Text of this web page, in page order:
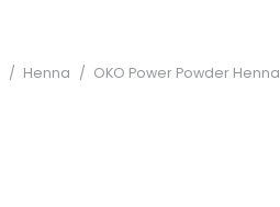
/ Henna / OKO Power Powder